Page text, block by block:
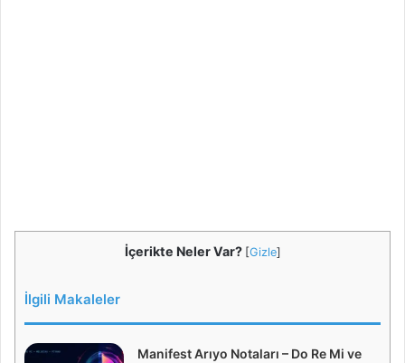
İçerikte Neler Var? [Gizle]
İlgili Makaleler
Manifest Arıyo Notaları – Do Re Mi ve